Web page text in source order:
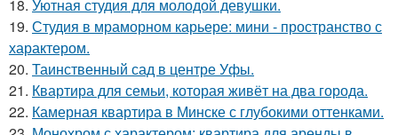
18. Уютная студия для молодой девушки.
19. Студия в мраморном карьере: мини - пространство с
характером.
20. Таинственный сад в центре Уфы.
21. Квартира для семьи, которая живёт на два города.
22. Камерная квартира в Минске с глубокими оттенками.